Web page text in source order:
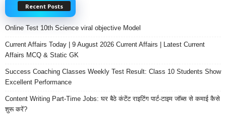
Recent Posts
Online Test 10th Science viral objective Model
Current Affairs Today | 9 August 2026 Current Affairs | Latest Current
Affairs MCQ & Static GK
Success Coaching Classes Weekly Test Result: Class 10 Students Show
Excellent Performance
Content Writing Part-Time Jobs: घर बैठे कंटेंट राइटिंग पार्ट-टाइम जॉब्स से कमाई कैसे
शुरू करें?